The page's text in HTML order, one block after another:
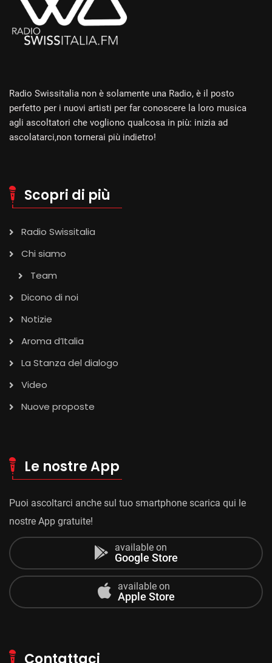
Radio Swissitalia non è solamente una Radio, è il posto
perfetto per i nuovi artisti per far conoscere la loro musica
agli ascoltatori che vogliono qualcosa in più: inizia ad
ascolatarci,non tornerai più indietro!
Scopri di più
Radio Swissitalia
Chi siamo
Team
Dicono di noi
Notizie
Aroma d’Italia
La Stanza del dialogo
Video
Nuove proposte
Le nostre App
Puoi ascoltarci anche sul tuo smartphone scarica qui le
nostre App gratuite!
available on
Google Store
available on
Apple Store
Contattaci